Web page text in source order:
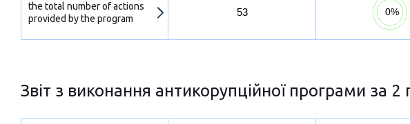
the total number of actions
provided by the program
53
Звіт з виконання антикорупційної програми за 2